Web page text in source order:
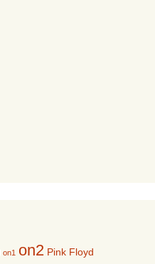
on1 on2 Pink Floyd